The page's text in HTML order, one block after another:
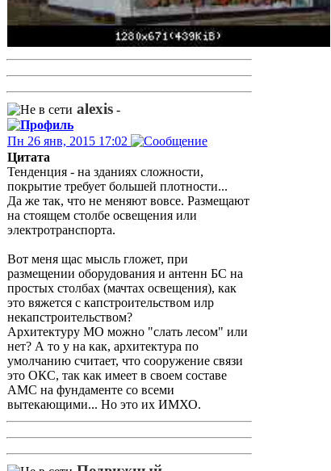
alexis -
Пн 26 янв, 2015 17:02
Цитата
Тенденция - на зданиях сложности,
покрытие требует большей плотности...
Да же так, что не меняют вовсе. Размещают
на стоящем столбе освещения или
электротранспорта.
Вот меня щас мысль гложет, при
размещении оборудования и антенн БС на
простых столбах (мачтах освещения), как
это вяжется с капстроительством илр
некапстроительством?
Архитектуру МО можно "слать лесом" или
нет? А то у на как, архитектура по
умолчанию считает, что сооружение связи
это ОКС, так как имеет в своем составе
АМС на фундаменте со всеми
вытекающими... Но это их ИМХО.